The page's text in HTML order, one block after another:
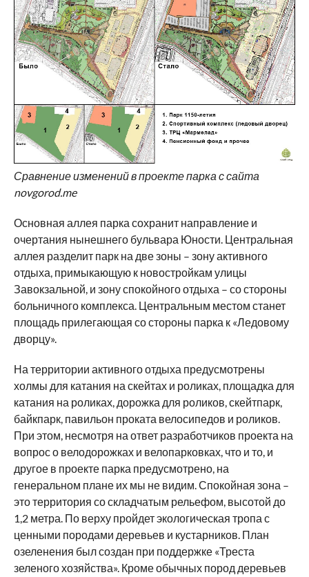
Сравнение изменений в проекте парка с сайта
novgorod.me
Основная аллея парка сохранит направление и
очертания нынешнего бульвара Юности. Центральная
аллея разделит парк на две зоны – зону активного
отдыха, примыкающую к новостройкам улицы
Завокзальной, и зону спокойного отдыха – со стороны
больничного комплекса. Центральным местом станет
площадь прилегающая со стороны парка к «Ледовому
дворцу».
На территории активного отдыха предусмотрены
холмы для катания на скейтах и роликах, площадка для
катания на роликах, дорожка для роликов, скейтпарк,
байкпарк, павильон проката велосипедов и роликов.
При этом, несмотря на ответ разработчиков проекта на
вопрос о велодорожках и велопарковках, что и то, и
другое в проекте парка предусмотрено, на
генеральном плане их мы не видим. Спокойная зона –
это территория со складчатым рельефом, высотой до
1,2 метра. По верху пройдет экологическая тропа с
ценными породами деревьев и кустарников. План
озеленения был создан при поддержке «Треста
зеленого хозяйства». Кроме обычных пород деревьев